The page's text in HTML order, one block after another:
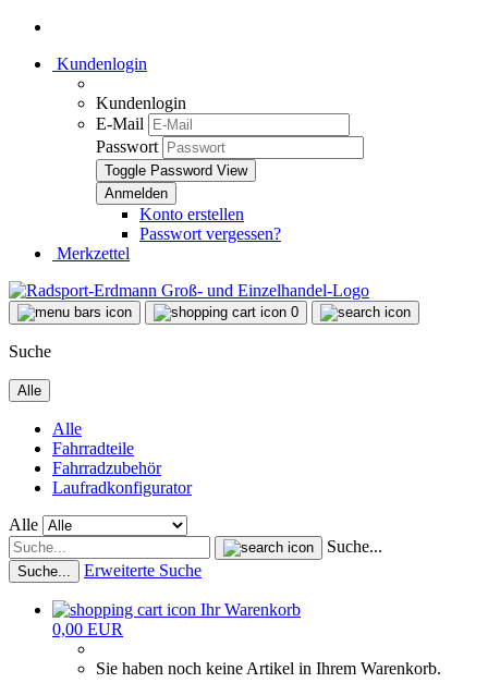
Kundenlogin
Kundenlogin
E-Mail
Passwort
Toggle Password View
Konto erstellen
Passwort vergessen?
Merkzettel
0
Suche
Alle
Alle
Fahrradteile
Fahrradzubehör
Laufradkonfigurator
Alle
Suche...
Suche... Erweiterte Suche
Ihr Warenkorb
0,00 EUR
Sie haben noch keine Artikel in Ihrem Warenkorb.